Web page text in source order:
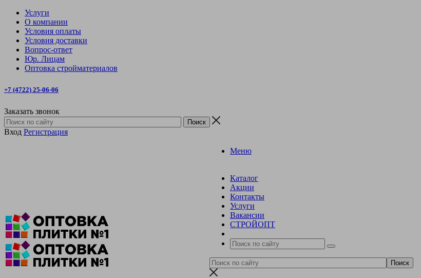
Услуги
О компании
Условия оплаты
Условия доставки
Вопрос-ответ
Юр. Лицам
Оптовка стройматериалов
+7 (4722) 25-06-06
Заказать звонок
Вход Регистрация
Меню
Каталог
Акции
Контакты
Услуги
Вакансии
СТРОЙОПТ